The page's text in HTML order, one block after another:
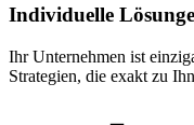
Individuelle
Ihr Unternehmen ist
Strategien, die exakt zu